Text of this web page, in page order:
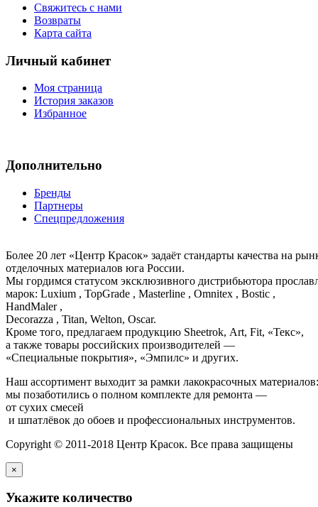
Свяжитесь с нами
Возвраты
Карта сайта
Личный кабинет
Моя страница
История заказов
Избранное
Дополнительно
Бренды
Партнеры
Спецпредложения
Более 20 лет «Центр Красок» задаёт стандарты качества на
отделочных материалов юга России.
Мы гордимся статусом эксклюзивного дистрибьютора
марок: Luxium , TopGrade , Masterline , Omnitex , Bostic ,
HandMaler ,
Decorazza , Titan, Welton, Oscar.
Кроме того, предлагаем продукцию Sheetrok, Art, Fit, «Текс»,
а также товары российских производителей —
«Специальные покрытия», «Эмпилс» и других.
Наш ассортимент выходит за рамки лакокрасочных
мы позаботились о полном комплекте для ремонта —
от сухих смесей
и шпатлёвок до обоев и профессиональных инструментов.
Copyright © 2011-2018 Центр Красок. Все права защищены
×
Укажите количество